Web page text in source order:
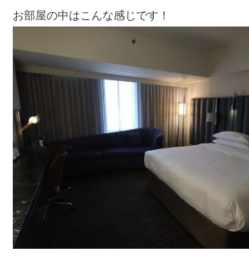
お部屋の中はこんな感じです！